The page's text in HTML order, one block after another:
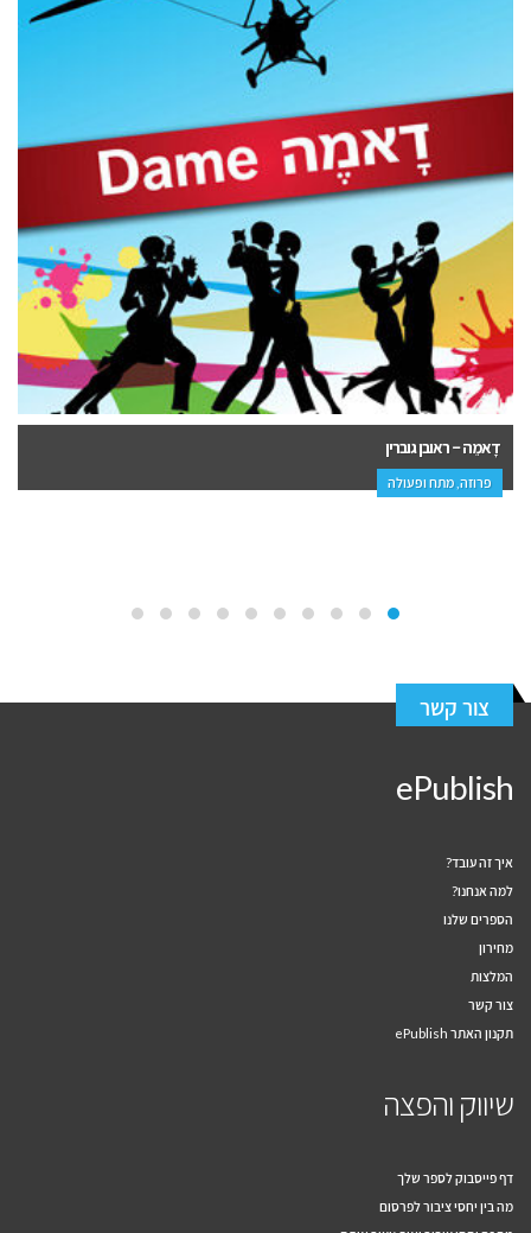
דָאמֵה – ראובן גוברין
פרוזה, מתח ופעולה
צור קשר
ePublish
איך זה עובד?
למה אנחנו?
הספרים שלנו
מחירון
המלצות
צור קשר
תקנון האתר ePublish
שיווק והפצה
דף פייסבוק לספר שלך
מה בין יחסי ציבור לפרסום